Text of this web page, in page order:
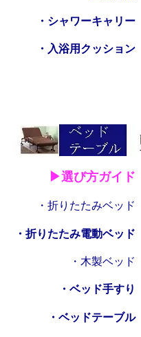
・シャワーキャリー
・入浴用クッション
▶選び方ガイド
・折りたたみベッド
・折りたたみ電動ベッド
・木製ベッド
・ベッド手すり
・ベッドテーブル